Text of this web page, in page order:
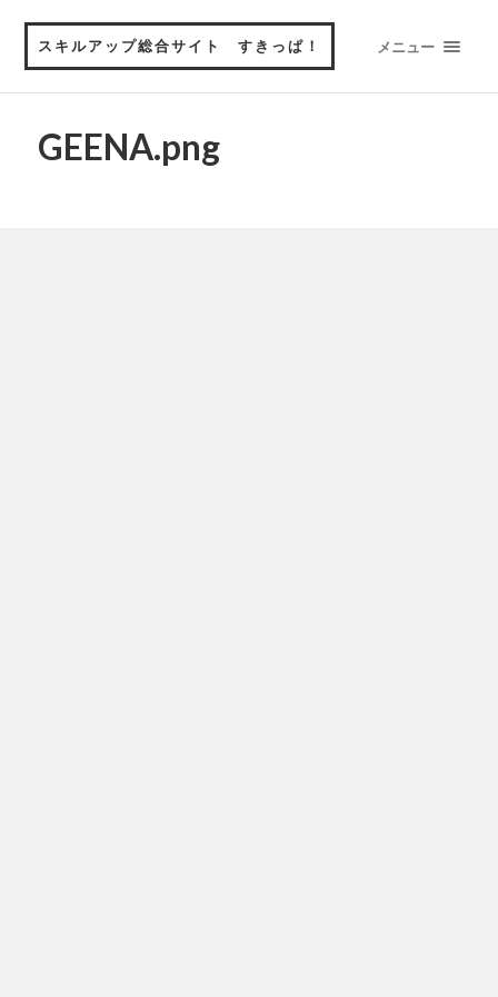
スキルアップ総合サイト すきっぱ！ メニュー
GEENA.png